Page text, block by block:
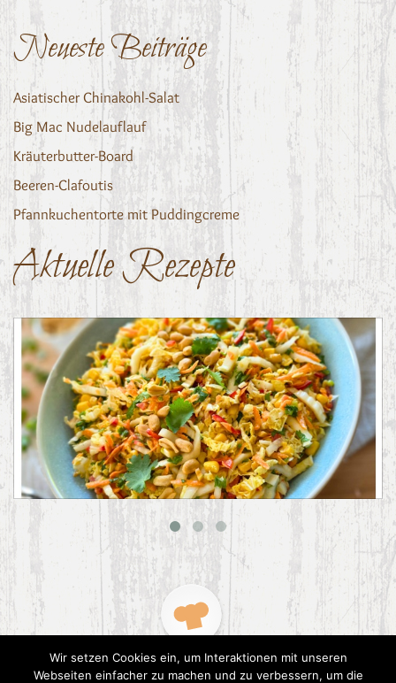
Neueste Beiträge
Asiatischer Chinakohl-Salat
Big Mac Nudelauflauf
Kräuterbutter-Board
Beeren-Clafoutis
Pfannkuchentorte mit Puddingcreme
Aktuelle Rezepte
Asiatischer Chinakohl-Salat
Wir setzen Cookies ein, um Interaktionen mit unseren
Webseiten einfacher zu machen und zu verbessern, um die